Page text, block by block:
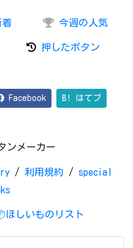
今週の人気
押したボタン
Facebook B! はてブ
ンメーカー
/ 利用規約 / special
ほしいものリスト